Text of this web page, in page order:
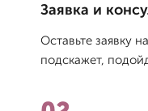
Заявка и
Оставьте заявку
подскажет,